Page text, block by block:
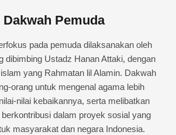
Pemuda
pada pemuda dilaksanakan oleh
dibimbing Ustadz Hanan Attaki, dengan
yang Rahmatan lil Alamin. Dakwah
orang untuk mengenal agama lebih
nilai kebaikannya, serta melibatkan
dalam proyek sosial yang
masyarakat dan negara Indonesia.